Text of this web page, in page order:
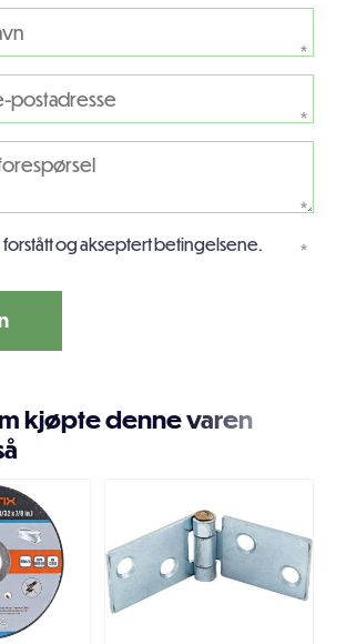
*
*
*
forstått og akseptert betingelsene. *
kjøpte denne varen